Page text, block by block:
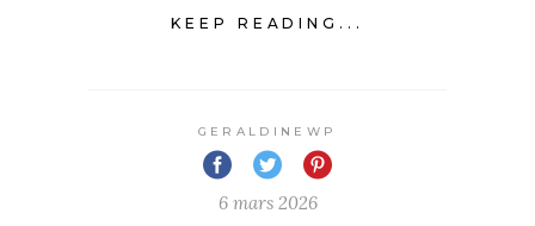
KEEP READING...
GERALDINEWP
6 mars 2026